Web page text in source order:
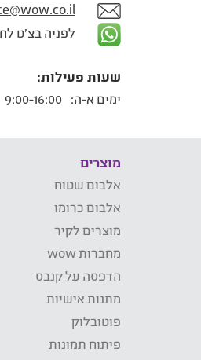
לפניה בצ'ט
שעות פעילות:
ימים א-ה:
מוצרים
אלבום שטוח
אלבום כרומו
מוצרים לקיר
מחברות wow
הדפסה על קנבס
מתנות אישיות
פוטובלוק
פיתוח תמונות